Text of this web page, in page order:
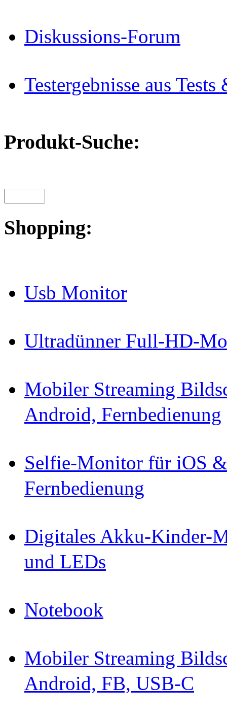
Diskussions-Forum
Testergebnisse aus
Produkt-Suche:
Shopping:
Usb Monitor
Ultradünner Full-HD-
Mobiler Streaming
Android, Fernbedienung
Selfie-Monitor für iOS
Fernbedienung
Digitales Akku-Kinder-
und LEDs
Notebook
Mobiler Streaming
Android, FB, USB-C